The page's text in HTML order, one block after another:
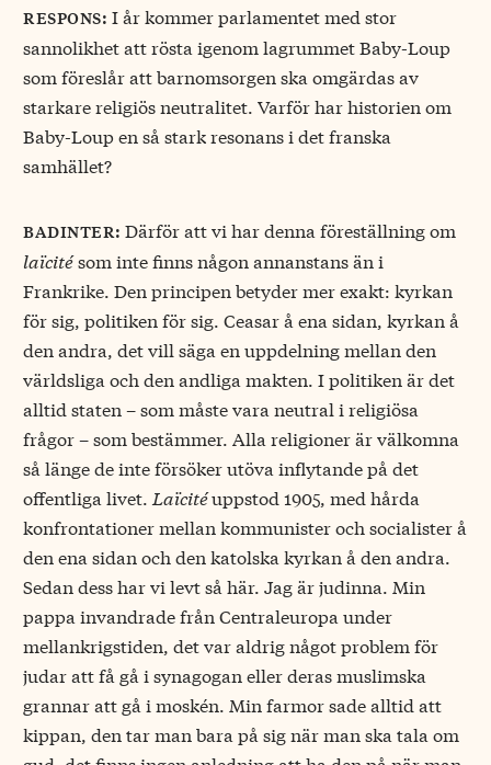
respons: I år kommer parlamentet med stor
sannolikhet att rösta igenom lagrummet Baby-Loup
som föreslår att barnomsorgen ska omgärdas av
starkare religiös neutralitet. Varför har historien om
Baby-Loup en så stark resonans i det franska
samhället?
badinter:Därför att vi har denna föreställning om
laïcitésom inte finns någon annanstans än i
Frankrike. Den principen betyder mer exakt: kyrkan
för sig, politiken för sig. Ceasar å ena sidan, kyrkan å
den andra, det vill säga en uppdelning mellan den
världsliga och den andliga makten. I politiken är det
alltid staten – som måste vara neutral i religiösa
frågor – som bestämmer. Alla religioner är välkomna
så länge de inte försöker utöva inflytande på det
offentliga livet. Laïcitéuppstod 1905, med hårda
konfrontationer mellan kommunister och socialister å
den ena sidan och den katolska kyrkan å den andra.
Sedan dess har vi levt så här. Jag är judinna. Min
pappa invandrade från Centraleuropa under
mellankrigstiden, det var aldrig något problem för
judar att få gå i synagogan eller deras muslimska
grannar att gå i moskén. Min farmor sade alltid att
kippan, den tar man bara på sig när man ska tala om